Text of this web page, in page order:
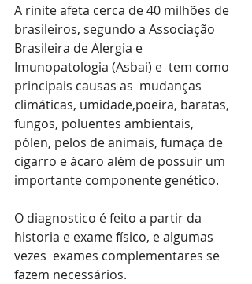
A rinite afeta cerca de 40 milhões de
brasileiros, segundo a Associação
Brasileira de Alergia e
Imunopatologia (Asbai) e  tem como
principais causas as  mudanças
climáticas, umidade,poeira, baratas,
fungos, poluentes ambientais,
pólen, pelos de animais, fumaça de
cigarro e ácaro além de possuir um
importante componente genético.
O diagnostico é feito a partir da
historia e exame físico, e algumas
vezes  exames complementares se
fazem necessários.